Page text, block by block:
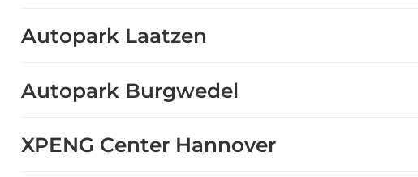
Autopark Laatzen
Autopark Burgwedel
XPENG Center Hannover